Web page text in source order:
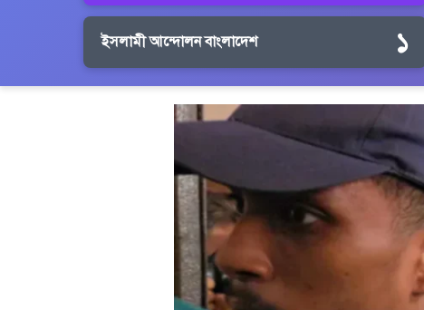
ইসলামী আন্দোলন বাংলাদেশ ১